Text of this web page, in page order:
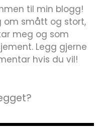
til min blogg!
om smått og stort,
meg og som
Legg gjerne
hvis du vil!